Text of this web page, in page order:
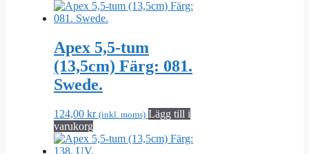
Apex 5,5-tum
(13,5cm) Färg: 081.
Swede.
124,00 kr (inkl. moms) Lägg till i
varukorg